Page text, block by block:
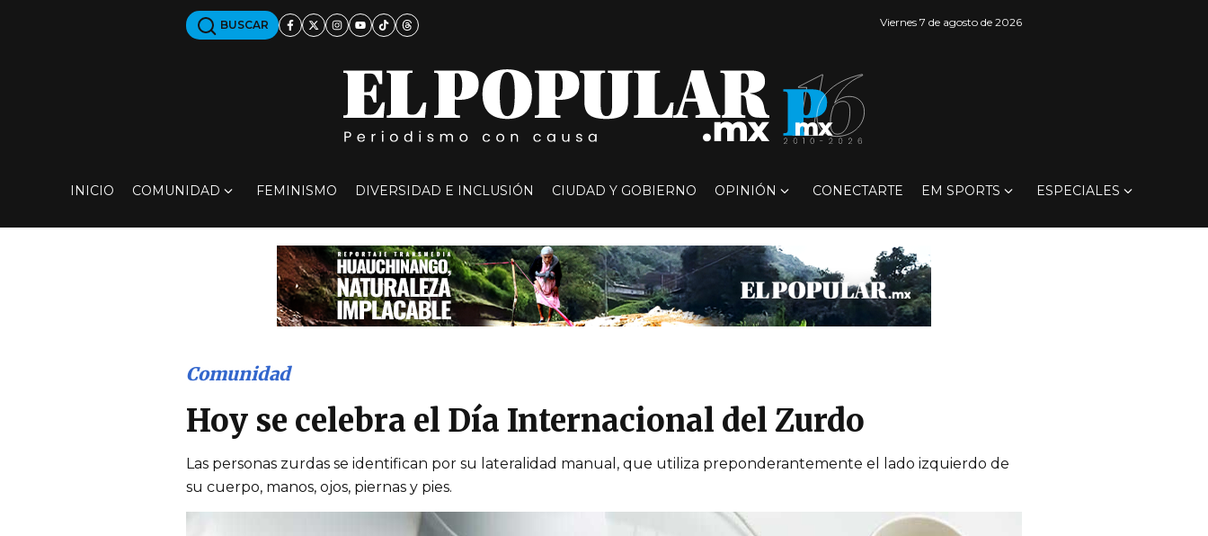
BUSCAR Viernes 7 de agosto de 2026
INICIO COMUNIDAD FEMINISMO DIVERSIDAD E INCLUSIÓN CIUDAD Y GOBIERNO OPINIÓN CONECTARTE EM SPORTS ESPECIALES
Comunidad
Hoy se celebra el Día Internacional del Zurdo
Las personas zurdas se identifican por su lateralidad manual, que utiliza preponderantemente el lado izquierdo de
su cuerpo, manos, ojos, piernas y pies.